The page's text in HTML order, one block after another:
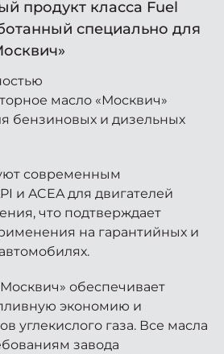
Москвич 6
Яркий динамичный седан
Москвич 3 с ручным
от 2 069 000 ₽*
Москвич 8
Практичный семиместный
от 3 125 000 ₽*
продукт класса Fuel
специально для
масло «Москвич»
бензиновых и дизельных
современным
и ACEA для двигателей
что подтверждает
на гарантийных и
обеспечивает
экономию и
углекислого газа. Все масла
завода